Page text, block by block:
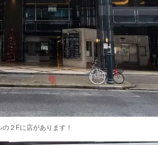
の２Fに店があります！